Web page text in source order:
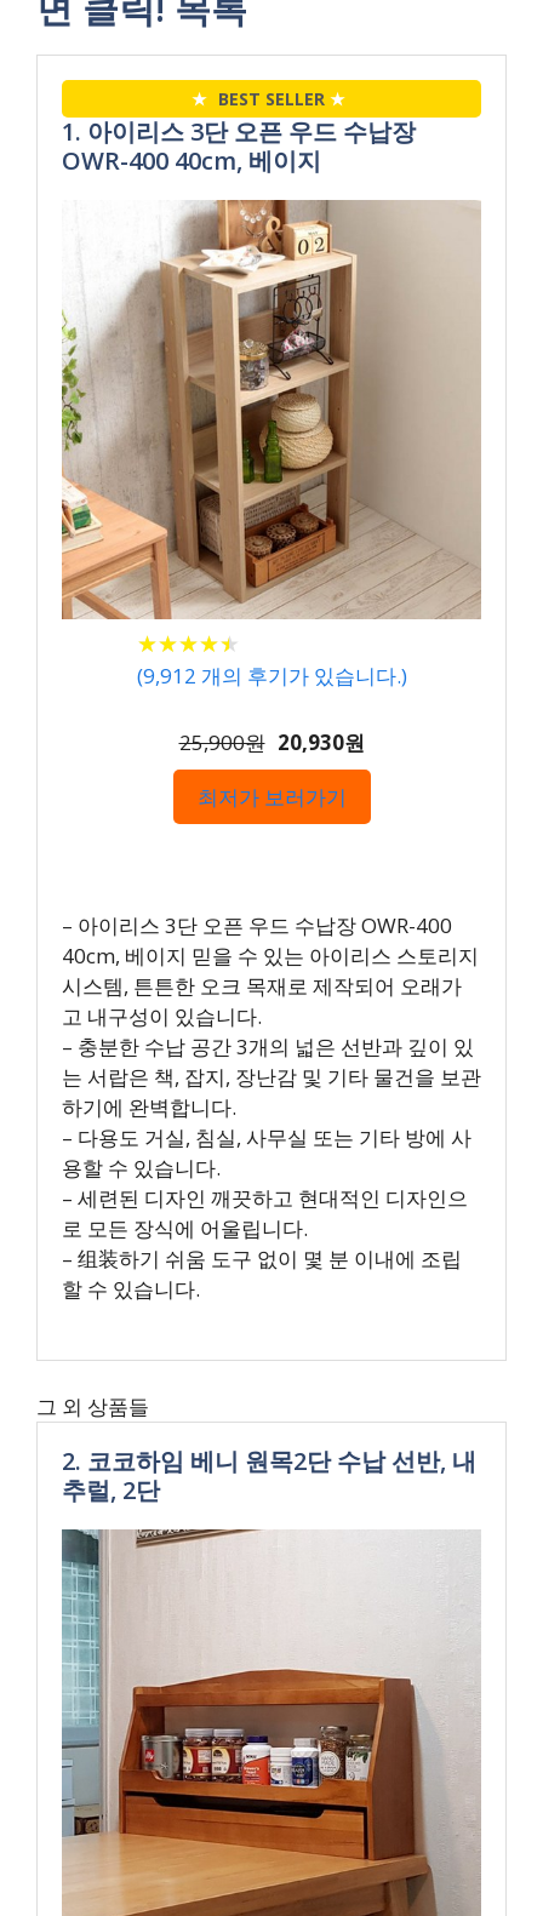
★ BEST SELLER ★
1. 아이리스 3단 오픈 우드 수납장
OWR-400 40cm, 베이지
★★★★★
★★★★★
(9,912 개의 후기가 있습니다.)
25,900원 20,930원
최저가 보러가기
– 아이리스 3단 오픈 우드 수납장 OWR-400
40cm, 베이지 믿을 수 있는 아이리스 스토리지
시스템, 튼튼한 오크 목재로 제작되어 오래가
고 내구성이 있습니다.
– 충분한 수납 공간 3개의 넓은 선반과 깊이 있
는 서랍은 책, 잡지, 장난감 및 기타 물건을 보관
하기에 완벽합니다.
– 다용도 거실, 침실, 사무실 또는 기타 방에 사
용할 수 있습니다.
– 세련된 디자인 깨끗하고 현대적인 디자인으
로 모든 장식에 어울립니다.
– 组装하기 쉬움 도구 없이 몇 분 이내에 조립
할 수 있습니다.
그 외 상품들
2. 코코하임 베니 원목2단 수납 선반, 내
추럴, 2단